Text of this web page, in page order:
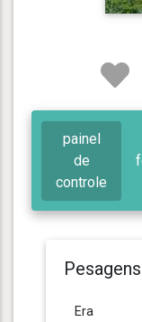
painel
de
controle
Pesagens
Era